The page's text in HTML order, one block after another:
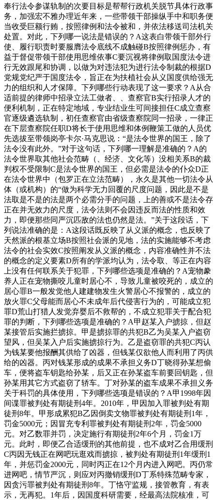
奉行法令参谋轨制的次要目标是帮帮行政机关脱节具体行政事
务，加强宏不雅办理近年来，一些带领干部操纵手中和职务便
当收受巨额行贿，按照律例和法令被和，并依法移送司法机关
处置。对此，下列哪一说法是错误的？A这表白带领干部外行
使、履行职责时要服膺法令底线不成触碰B按照律例惩办，有
益于督促带领干部使用思维依事C要沉视将律例取国度法令进
行无效跟尾和协调，以做为对违法犯为进行法令制裁的根据D
党规党纪严于国度法令，旨正在为扶植社会从义国度供给强无
力的组织和人才保障。下列哪些行动表现了这一要求？A从合
适前提的律师中招录立法工做者、、查察官B实行招录人才的
便利机制，正在特定地域，专业结业生可间接担任C成立查察
官逐级遴选轨制，初任查察官由省级查察院同一招录，一律正
在下层查察院任职D将长于使用思维和体例鞭策工做的人员优
先选拔至带领岗亭卡尔·马克思说：“是法令世界的国王，除了
法令没有此外。”对于这句话，下列哪一理解是准确的？A的
法令世界取其他社会范畴（、经济、文化等）没相关系B的裁
判权不受限制C是法令世界的国王，但必需是法令的仆众D正
在法令世界中（包罗正在立法范畴），永久是其他一切法令从
体（或机构）的“做为科学无力回覆的尺度问题，因此是不是
法取是不是的法是两个必需分手的问题，上的善或不是法令存
正在并无效力的尺度，法令法则不会因违反而法的性质和效
力，即便那些同严沉匹敌的法也仍然是法。”关于这段话，下
列说法准确的是：A这段话既反映了从义派的概念，也反映了
天然派的根基立场B按照社会派的见地，法的实施能够不考虑
法令的社会实效C按照阐发从义派的概念，内容准确性并不法
的概念的定义要素D所有的学派均认为，法令取、等正在内容
上没有任何联系关于犯罪，下列哪些选项是准确的？A宠物豢
养人正在宠物撕咬儿童时居心不，导致儿童被咬死的，成立的
居心罪B一般发觉他人建建物发生火警居心不报警的，成立的
放火罪C父母能而居心不未成年后代侵害行为的，可能成立犯
罪D荒山打猎人发觉弃婴后不救帮的，不成立犯罪关于配合犯
罪的判断，下列哪些选项是准确的？A甲赵某入户掳掠，但赵
某接管后实施拦掳掠。甲是掳掠罪的共犯B乙为吴某入户盗窃
望风，但吴某入户后实施掳掠行为。乙是盗窃罪的共犯C丙认
为钱某要他报酬其供给了凶器，但钱某仅欲他人而利用了丙供
给的凶器。丙对钱某形成的成果不承担义务D丁晓得孙某想偷
车，便将盗车钥匙给孙某，后又正在孙某盗车前要回钥匙，但
孙某用其它方式盗窃了轿车。丁对孙某的盗车成果不承担义务
关于科罚的具体使用，下列哪些选项是错误的？A甲1998年因
间谍罪被判处有期徒刑4年。2010年，甲因加入罪被判处有期
徒刑8年。甲形成累犯B乙因倒卖文物罪被判处有期徒刑1年，
罚金5000元；因冒充专利罪被判处有期徒刑2年，罚金5000
元。对乙数罪并罚，决定施行有期徒刑2年6个月，罚金1万
元。此时，即便乙合适缓刑的其他前提，也不成对乙合用缓刑
C丙因无钱正在网吧玩逛戏而掳掠，被判处有期徒刑1年缓刑1
年，并惩罚金2000元，同时丙正在12个月内进入网吧。丙仍常
进网吧，情节严沉，则应对丙撤销缓刑D丁系特殊范畴专家，
因贪污罪被判处有期徒刑8年。丁恪守监规，接管教育，有表
示，无再犯。1年后，因国度科研需要，经最高法院核准，可